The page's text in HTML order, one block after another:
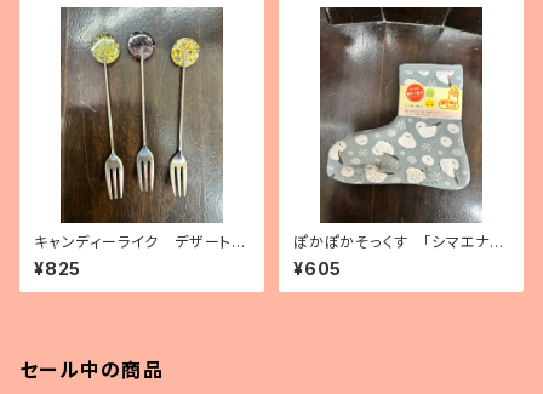
キャンディーライク デザートフ
ォーク（3種）
¥825
ぽかぽかそっくす 「シマエナ
ガ」 アンクル丈
¥605
セール中の商品